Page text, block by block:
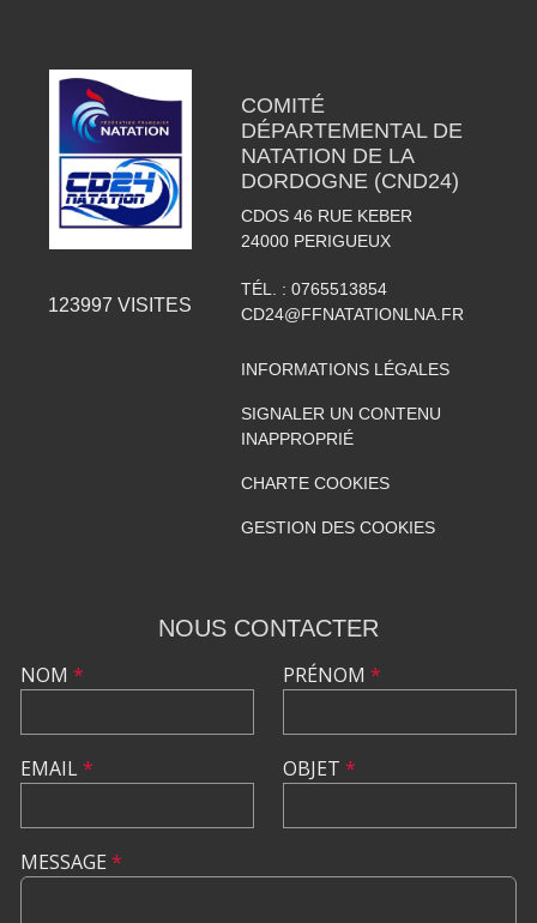
123997 VISITES
COMITÉ
DÉPARTEMENTAL DE
NATATION DE LA
DORDOGNE (CND24)
CDOS 46 RUE KEBER
24000 PERIGUEUX
TÉL. : 0765513854
CD24@FFNATATIONLNA.FR
INFORMATIONS LÉGALES
SIGNALER UN CONTENU
INAPPROPRIÉ
CHARTE COOKIES
GESTION DES COOKIES
NOUS CONTACTER
NOM *
EMAIL*
PRÉNOM *
OBJET *
MESSAGE *